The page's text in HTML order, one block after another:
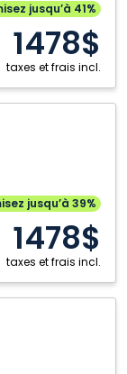
jusqu’à 41%
1478$
taxes et frais incl.
jusqu’à 39%
1478$
taxes et frais incl.